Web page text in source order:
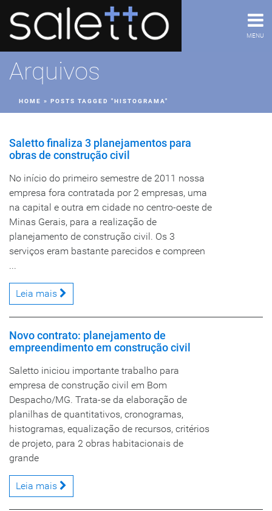
MENU
Arquivos
HOME » POSTS TAGGED "HISTOGRAMA"
Saletto finaliza 3 planejamentos para
obras de construção civil
No início do primeiro semestre de 2011 nossa
empresa fora contratada por 2 empresas, uma
na capital e outra em cidade no centro-oeste de
Minas Gerais, para a realização de
planejamento de construção civil. Os 3
serviços eram bastante parecidos e compreen
...
Leia mais
Novo contrato: planejamento de
empreendimento em construção civil
Saletto iniciou importante trabalho para
empresa de construção civil em Bom
Despacho/MG. Trata-se da elaboração de
planilhas de quantitativos, cronogramas,
histogramas, equalização de recursos, critérios
de projeto, para 2 obras habitacionais de
grande
Leia mais